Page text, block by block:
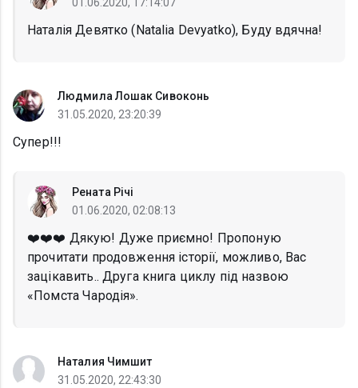
Наталія Девятко (Natalia Devyatko), Буду вдячна!
Людмила Лошак Сивоконь
31.05.2020, 23:20:39
Супер!!!
Рената Річі
01.06.2020, 02:08:13
❤️❤️❤️ Дякую! Дуже приємно! Пропоную
прочитати продовження історії, можливо, Вас
зацікавить.. Друга книга циклу під назвою
«Помста Чародія».
Наталия Чимшит
31.05.2020, 22:43:30